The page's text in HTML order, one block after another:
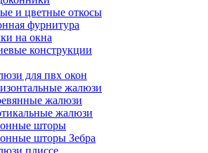
и цветные откосы
фурнитура
на окна
конструкции
для пвх окон
жалюзи
жалюзи
жалюзи
шторы
шторы Зебра
плиссе